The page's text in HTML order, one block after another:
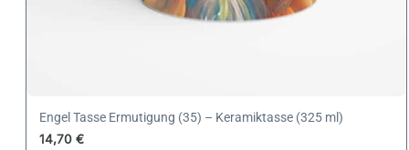
Engel Tasse Ermutigung (35) – Keramiktasse (325 ml)
14,70 €